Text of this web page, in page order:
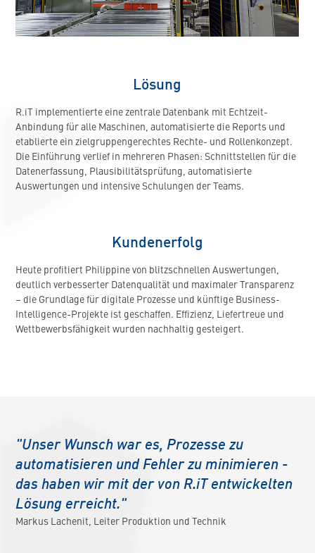
Lösung
R.iT implementierte eine zentrale Datenbank mit Echtzeit-
Anbindung für alle Maschinen, automatisierte die Reports und
etablierte ein zielgruppengerechtes Rechte- und Rollenkonzept.
Die Einführung verlief in mehreren Phasen: Schnittstellen für die
Datenerfassung, Plausibilitätsprüfung, automatisierte
Auswertungen und intensive Schulungen der Teams.
Kundenerfolg
Heute profitiert Philippine von blitzschnellen Auswertungen,
deutlich verbesserter Datenqualität und maximaler Transparenz
– die Grundlage für digitale Prozesse und künftige Business-
Intelligence-Projekte ist geschaffen. Effizienz, Liefertreue und
Wettbewerbsfähigkeit wurden nachhaltig gesteigert.
"Unser Wunsch war es, Prozesse zu
automatisieren und Fehler zu minimieren -
das haben wir mit der von R.iT entwickelten
Lösung erreicht."
Markus Lachenit, Leiter Produktion und Technik